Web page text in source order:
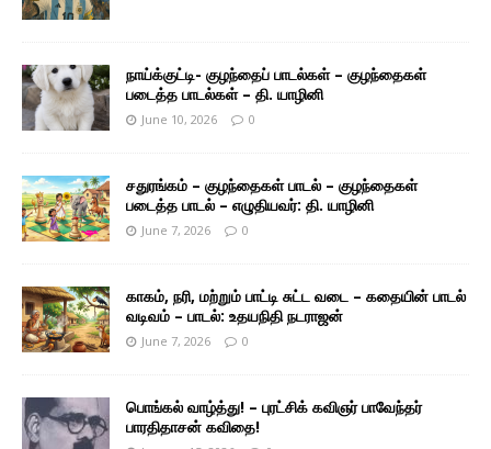
நாய்க்குட்டி- குழந்தைப் பாடல்கள் – குழந்தைகள்
படைத்த பாடல்கள் – தி. யாழினி
June 10, 2026 0
சதுரங்கம் – குழந்தைகள் பாடல் – குழந்தைகள்
படைத்த பாடல் – எழுதியவர்: தி. யாழினி
June 7, 2026 0
காகம், நரி, மற்றும் பாட்டி சுட்ட வடை – கதையின் பாடல்
வடிவம் – பாடல்: உதயநிதி நடராஜன்
June 7, 2026 0
பொங்கல் வாழ்த்து! – புரட்சிக் கவிஞர் பாவேந்தர்
பாரதிதாசன் கவிதை!